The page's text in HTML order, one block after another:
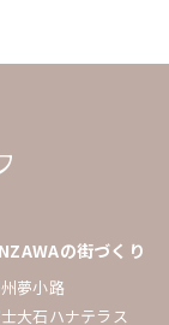
の街づくり
夢小路
大石ハナテラス